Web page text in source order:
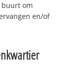
om
en/of